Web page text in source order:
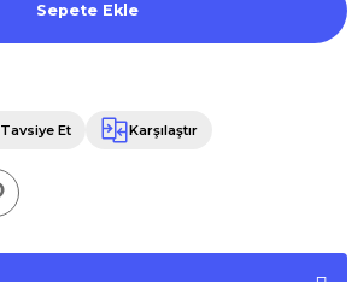
Sepete Ekle
Tavsiye Et Karşılaştır